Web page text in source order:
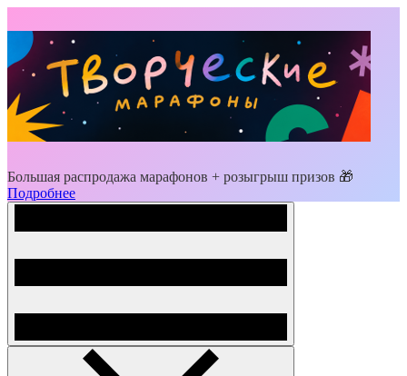
Большая распродажа марафонов + розыгрыш призов 🎁
Подробнее